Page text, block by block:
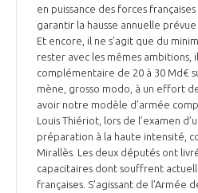
en puissance des forces
garantir la hausse annuelle prévue
Et encore, il ne s’agit que du
rester avec les mêmes ambitions,
complémentaire de 20 à 30 Md€
mène, grosso modo, à un effort
avoir notre modèle d’armée
Louis Thiériot, lors de l’examen
préparation à la haute intensité,
Mirallès. Les deux députés ont
capacitaires dont souffrent
françaises. S’agissant de l’Armée